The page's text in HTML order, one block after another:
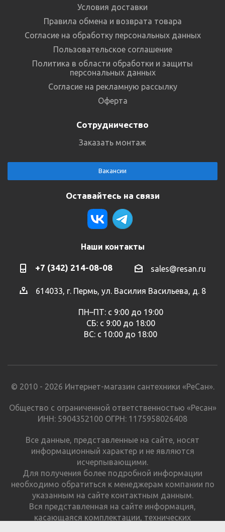
Условия доставки
Правила обмена и возврата товара
Согласие на обработку персональных данных
Пользовательское соглашение
Политика в области обработки и защиты
персональных данных
Согласие на рекламную рассылку
Оферта
Сотрудничество
Заказать монтаж
Вакансии
Оставайтесь на связи
Наши контакты
+7 (342) 214-08-08 sales@resan.ru
614033, г. Пермь, ул. Василия Васильева, д. 8
ПН–ПТ: с 9:00 до 19:00
СБ: с 9:00 до 18:00
ВС: с 10:00 до 18:00
© 2010 - 2026 Интернет-магазин сантехники «РеСан».
Общество с ограниченной ответственностью «Ресан»
ИНН: 5904352100 ОГРН: 1175958026408
Все данные, представленные на сайте, носят
информационный характер и не являются
исчерпывающими.
Для получения более подробной информации
необходимо обратиться к менеджерам компании по
указанным на сайте контактным данным.
Вся представленная на сайте информация,
касающаяся комплектации, технических